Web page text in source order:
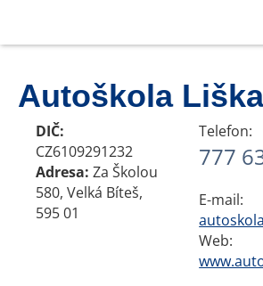
Autoškola Liška
DIČ:
CZ6109291232
Adresa: Za Školou
580, Velká Bíteš,
595 01
Telefon:
777
E-mail:
Web: